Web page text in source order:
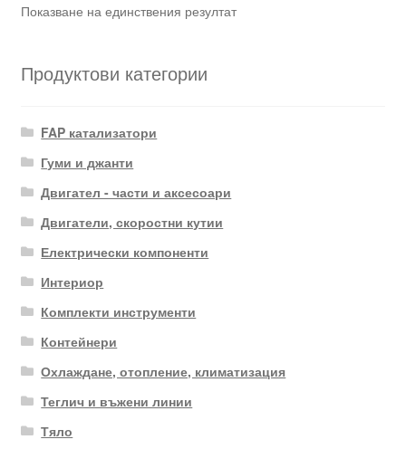
Показване на единствения резултат
Продуктови категории
FAP катализатори
Гуми и джанти
Двигател - части и аксесоари
Двигатели, скоростни кутии
Електрически компоненти
Интериор
Комплекти инструменти
Контейнери
Охлаждане, отопление, климатизация
Теглич и въжени линии
Тяло